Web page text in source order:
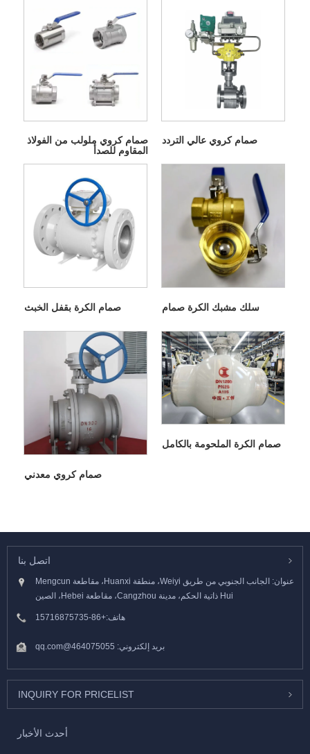
صمام كروي ملولب من الفولاذ
المقاوم للصدأ
صمام كروي عالي التردد
صمام الكرة بقفل الخبث سلك مشبك الكرة صمام
صمام كروي معدني
صمام الكرة الملحومة بالكامل
اتصل بنا
عنوان: الجانب الجنوبي من طريق Weiyi، منطقة Huanxi، مقاطعة Mengcun
Hui ذاتية الحكم، مدينة Cangzhou، مقاطعة Hebei، الصين
هاتف:+86-15716875735
بريد إلكتروني: 464075055@qq.com
INQUIRY FOR PRICELIST
أحدث الأخبار